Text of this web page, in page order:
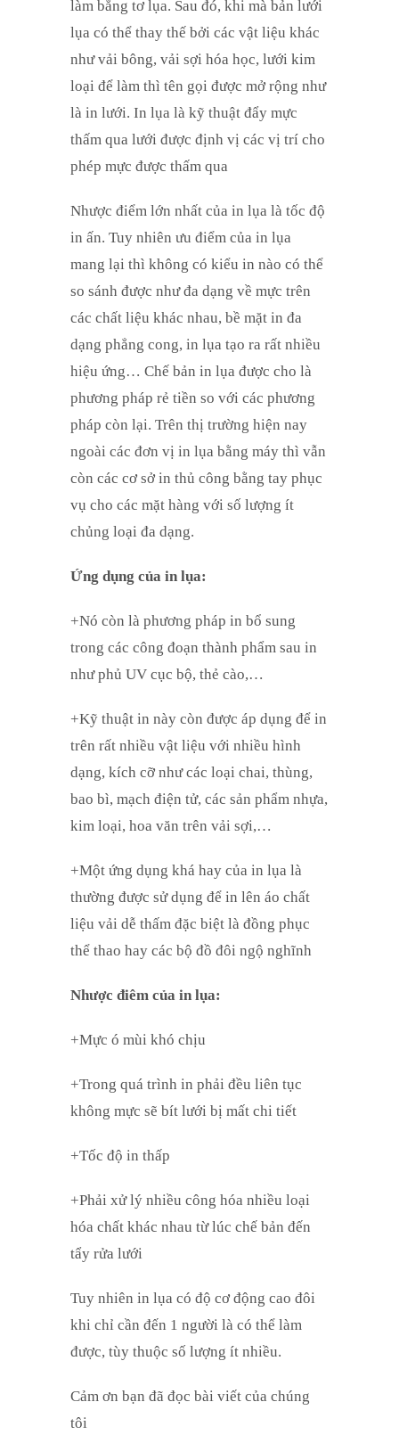
làm bằng tơ lụa. Sau đó, khi mà bản lưới
lụa có thể thay thế bởi các vật liệu khác
như vải bông, vải sợi hóa học, lưới kim
loại để làm thì tên gọi được mở rộng như
là in lưới. In lụa là kỹ thuật đẩy mực
thấm qua lưới được định vị các vị trí cho
phép mực được thấm qua
Nhược điểm lớn nhất của in lụa là tốc độ
in ấn. Tuy nhiên ưu điểm của in lụa
mang lại thì không có kiểu in nào có thể
so sánh được như đa dạng về mực trên
các chất liệu khác nhau, bề mặt in đa
dạng phẳng cong, in lụa tạo ra rất nhiều
hiệu ứng… Chế bản in lụa được cho là
phương pháp rẻ tiền so với các phương
pháp còn lại. Trên thị trường hiện nay
ngoài các đơn vị in lụa bằng máy thì vẫn
còn các cơ sở in thủ công bằng tay phục
vụ cho các mặt hàng với số lượng ít
chủng loại đa dạng.
Ứng dụng của in lụa:
+Nó còn là phương pháp in bổ sung
trong các công đoạn thành phẩm sau in
như phủ UV cục bộ, thẻ cào,…
+Kỹ thuật in này còn được áp dụng để in
trên rất nhiều vật liệu với nhiều hình
dạng, kích cỡ như các loại chai, thùng,
bao bì, mạch điện tử, các sản phẩm nhựa,
kim loại, hoa văn trên vải sợi,…
+Một ứng dụng khá hay của in lụa là
thường được sử dụng để in lên áo chất
liệu vải dễ thấm đặc biệt là đồng phục
thể thao hay các bộ đồ đôi ngộ nghĩnh
Nhược điêm của in lụa:
+Mực ó mùi khó chịu
+Trong quá trình in phải đều liên tục
không mực sẽ bít lưới bị mất chi tiết
+Tốc độ in thấp
+Phải xử lý nhiều công hóa nhiều loại
hóa chất khác nhau từ lúc chế bản đến
tẩy rửa lưới
Tuy nhiên in lụa có độ cơ động cao đôi
khi chỉ cần đến 1 người là có thể làm
được, tùy thuộc số lượng ít nhiều.
Cảm ơn bạn đã đọc bài viết của chúng
tôi